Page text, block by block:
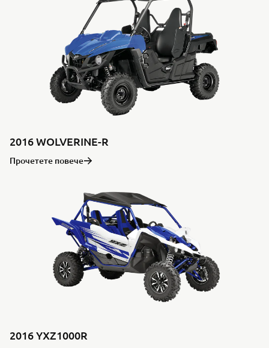
2016 WOLVERINE-R
Прочетете повече
2016 YXZ1000R